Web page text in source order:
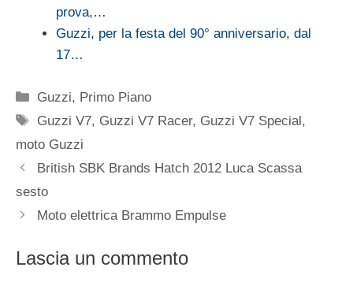
prova,…
Guzzi, per la festa del 90° anniversario, dal
17…
Categorie
Guzzi, Primo Piano
Tag
Guzzi V7, Guzzi V7 Racer, Guzzi V7 Special,
moto Guzzi
British SBK Brands Hatch 2012 Luca Scassa
sesto
Moto elettrica Brammo Empulse
Lascia un commento